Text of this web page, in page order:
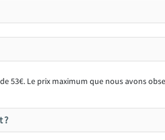
53€. Le prix maximum que nous avons
?